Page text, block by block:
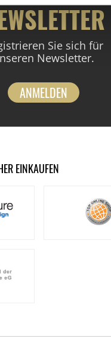
Sie sich für
Newsletter.
ANMELDEN
EINKAUFEN